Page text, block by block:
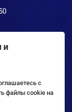
и
с
файлы cookie на